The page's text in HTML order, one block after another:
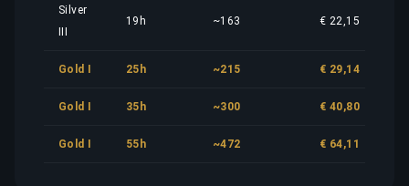
Silver
19h ~163 € 22,15
Gold I 25h ~215 € 29,14
Gold I 35h ~300 € 40,80
Gold I 55h ~472 € 64,11